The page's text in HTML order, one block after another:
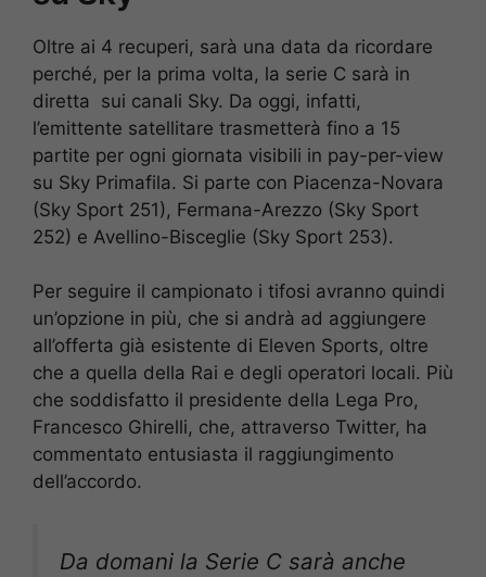
Oltre ai 4 recuperi, sarà una data da ricordare
perché, per la prima volta, la serie C sarà in
diretta sui canali Sky. Da oggi, infatti,
l’emittente satellitare trasmetterà fino a 15
partite per ogni giornata visibili in pay-per-view
su Sky Primafila. Si parte con Piacenza-Novara
(Sky Sport 251), Fermana-Arezzo (Sky Sport
252) e Avellino-Bisceglie (Sky Sport 253).
Per seguire il campionato i tifosi avranno quindi
un’opzione in più, che si andrà ad aggiungere
all’offerta già esistente di Eleven Sports, oltre
che a quella della Rai e degli operatori locali. Più
che soddisfatto il presidente della Lega Pro,
Francesco Ghirelli, che, attraverso Twitter, ha
commentato entusiasta il raggiungimento
dell’accordo.
Da domani la Serie C sarà anche